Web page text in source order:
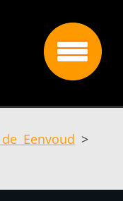
Eenvoud >